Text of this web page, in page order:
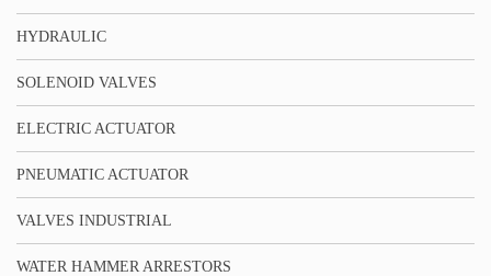
HYDRAULIC
SOLENOID VALVES
ELECTRIC ACTUATOR
PNEUMATIC ACTUATOR
VALVES INDUSTRIAL
WATER HAMMER ARRESTORS